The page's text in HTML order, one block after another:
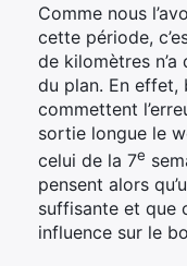
Comme nous
cette période,
de kilomètres
du plan. En effet,
commettent
sortie longue le
celui de la 7e
pensent alors
suffisante et que
influence sur le